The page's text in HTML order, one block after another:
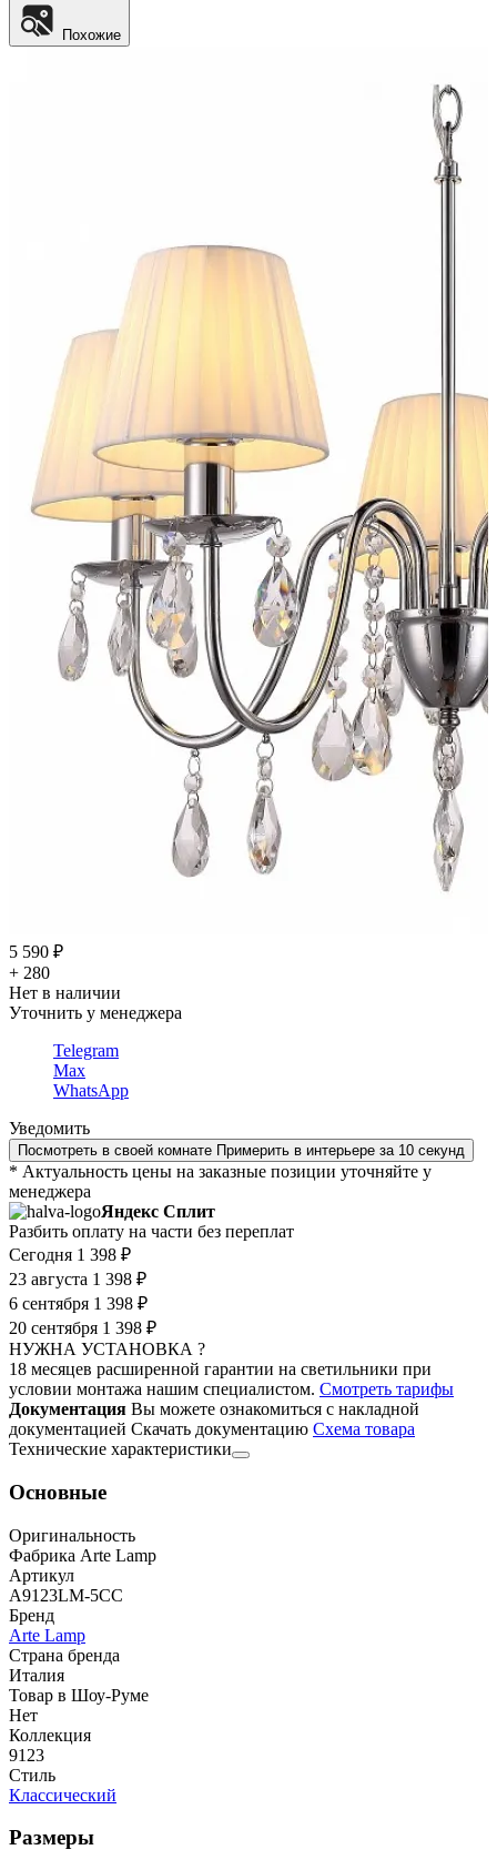
Похожие
5 590 ₽
+ 280
Нет в наличии
Уточнить у менеджера
Telegram
Max
WhatsApp
Уведомить
Посмотреть в своей комнате Примерить в интерьере за 10 секунд
* Актуальность цены на заказные позиции уточняйте у
менеджера
Яндекс Сплит
Разбить оплату на части без переплат
Сегодня 1 398 ₽
23 августа 1 398 ₽
6 сентября 1 398 ₽
20 сентября 1 398 ₽
НУЖНА УСТАНОВКА ?
18 месяцев расширенной гарантии на светильники при
условии монтажа нашим специалистом. Смотреть тарифы
Документация Вы можете ознакомиться с накладной
документацией Скачать документацию Cхема товара
Технические характеристики
Основные
Оригинальность
Фабрика Arte Lamp
Артикул
A9123LM-5CC
Бренд
Arte Lamp
Страна бренда
Италия
Товар в Шоу-Руме
Нет
Коллекция
9123
Стиль
Классический
Размеры